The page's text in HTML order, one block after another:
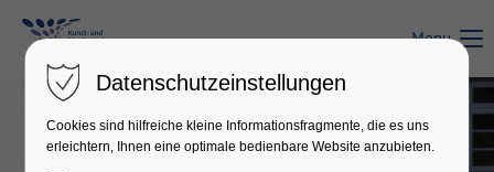
Login
Benutzername
Menu
Datenschutzeinstellungen
Cookies sind hilfreiche kleine Informationsfragmente, die es uns
erleichtern, Ihnen eine optimale bedienbare Website anzubieten.